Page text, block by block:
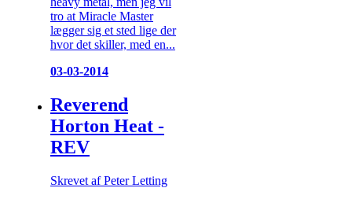
tro at Miracle Master
lægger sig et sted lige der
hvor det skiller, med en...
03-03-2014
Reverend
Horton Heat -
REV
Skrevet af Peter Letting